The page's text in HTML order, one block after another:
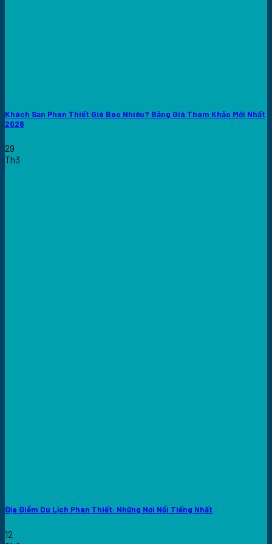
Khách Sạn Phan Thiết Giá Bao Nhiêu? Bảng Giá Tham Khảo Mới Nhất
2026
29
Th3
Địa Điểm Du Lịch Phan Thiết: Những Nơi Nổi Tiếng Nhất
12